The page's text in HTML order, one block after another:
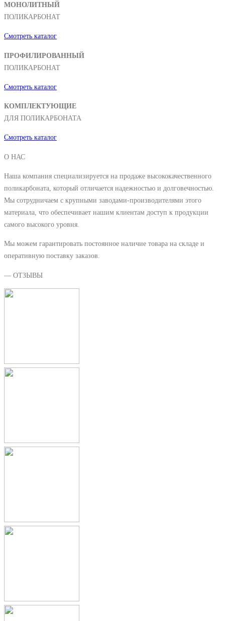
МОНОЛИТНЫЙ
ПОЛИКАРБОНАТ
Смотреть каталог
ПРОФИЛИРОВАННЫЙ
ПОЛИКАРБОНАТ
Смотреть каталог
КОМПЛЕКТУЮЩИЕ
ДЛЯ ПОЛИКАРБОНАТА
Смотреть каталог
О НАС
Наша компания специализируется на продаже высококачественного
поликарбоната, который отличается надежностью и долговечностью.
Мы сотрудничаем с крупными заводами-производителями этого
материала, что обеспечивает нашим клиентам доступ к продукции
самого высокого уровня.
Мы можем гарантировать постоянное наличие товара на складе и
оперативную поставку заказов.
— ОТЗЫВЫ